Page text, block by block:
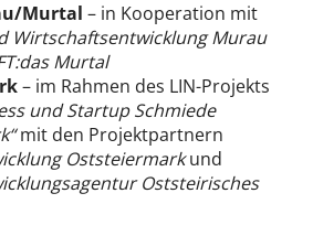
Murtal – in Kooperation mit
Wirtschaftsentwicklung Murau
Murtal
– im Rahmen des LIN-Projekts
und Startup Schmiede
mit den Projektpartnern
Oststeiermarkund
Oststeirisches